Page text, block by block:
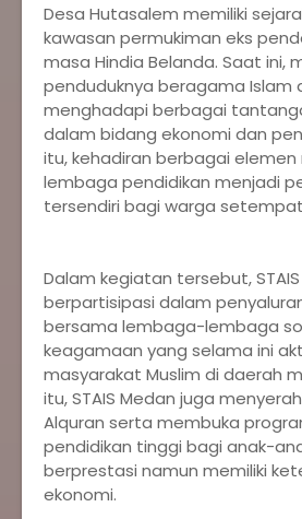
‎Desa Hutasalem memiliki
kawasan permukiman eks
masa Hindia Belanda. Saat ini,
penduduknya beragama Islam
menghadapi berbagai
dalam bidang ekonomi dan
itu, kehadiran berbagai
lembaga pendidikan menjadi
tersendiri bagi warga
‎Dalam kegiatan tersebut,
berpartisipasi dalam
bersama lembaga-lembaga
keagamaan yang selama ini
masyarakat Muslim di daerah
itu, STAIS Medan juga
Alquran serta membuka
pendidikan tinggi bagi anak-
berprestasi namun memiliki
ekonomi.